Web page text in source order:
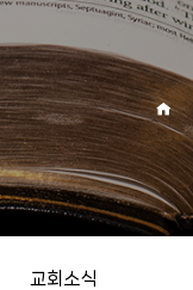
교회소식